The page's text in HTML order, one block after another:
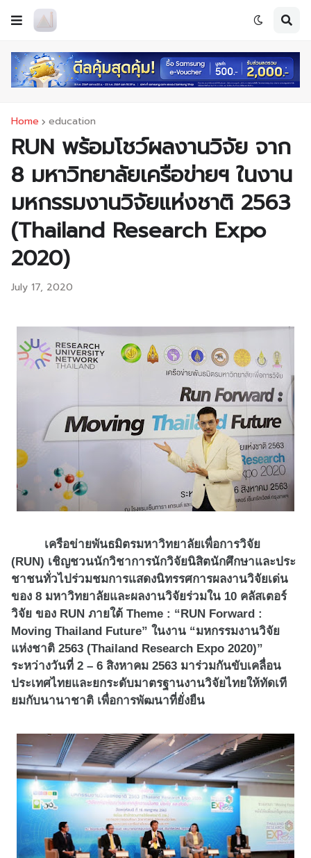
Home education
RUN พร้อมโชว์ผลงานวิจัย จาก
8 มหาวิทยาลัยเครือข่ายฯ ในงาน
มหกรรมงานวิจัยแห่งชาติ 2563
(Thailand Research Expo
2020)
July 17, 2020
เครือข่ายพันธมิตรมหาวิทยาลัยเพื่อการวิจัย
(RUN) เชิญชวนนักวิชาการนักวิจัยนิสิตนักศึกษาและประ
ชาชนทั่วไปร่วมชมการแสดงนิทรรศการผลงานวิจัยเด่น
ของ 8 มหาวิทยาลัยและผลงานวิจัยร่วมใน 10 คลัสเตอร์
วิจัย ของ RUN ภายใต้ Theme : “RUN Forward :
Moving Thailand Future” ในงาน “มหกรรมงานวิจัย
แห่งชาติ 2563 (Thailand Research Expo 2020)”
ระหว่างวันที่ 2 – 6 สิงหาคม 2563 มาร่วมกันขับเคลื่อน
ประเทศไทยและยกระดับมาตรฐานงานวิจัยไทยให้ทัดเที
ยมกับนานาชาติ เพื่อการพัฒนาที่ยั่งยืน